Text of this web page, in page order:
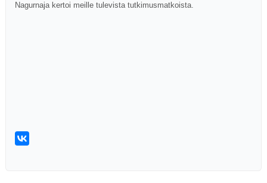
Nagurnaja kertoi meille tulevista tutkimusmatkoista.